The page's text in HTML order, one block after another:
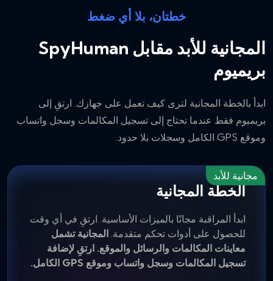
خطتان، بلا أي ضغط
المجانية للأبد مقابل SpyHuman
بريميوم
ابدأ بالخطة المجانية لترى كيف تعمل على جهازك. ارتقِ إلى
بريميوم فقط عندما تحتاج إلى تسجيل المكالمات وسجل واتساب
وموقع GPS الكامل وسجلات بلا حدود.
مجانية للأبد
الخطة المجانية
ابدأ المراقبة مجانًا بالميزات الأساسية. ارتقِ في أي وقت
للحصول على أدوات تحكم متقدمة. المجانية تشمل
معاينات المكالمات والرسائل والموقع. ارتقِ لإضافة
تسجيل المكالمات وسجل واتساب وموقع GPS الكامل.